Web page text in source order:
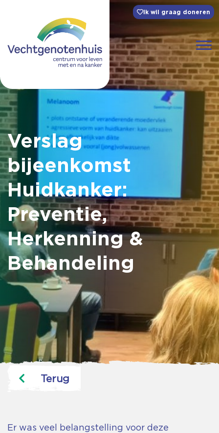
Ik wil graag doneren
Verslag
bijeenkomst
Huidkanker:
Preventie,
Herkenning &
Behandeling
Terug
Er was veel belangstelling voor deze